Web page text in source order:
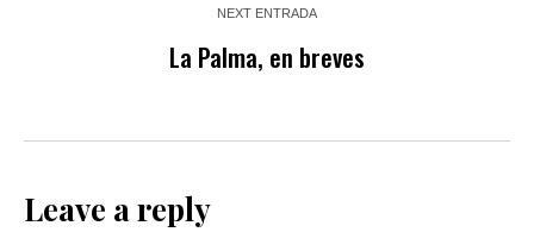
NEXT ENTRADA
La Palma, en breves
Leave a reply